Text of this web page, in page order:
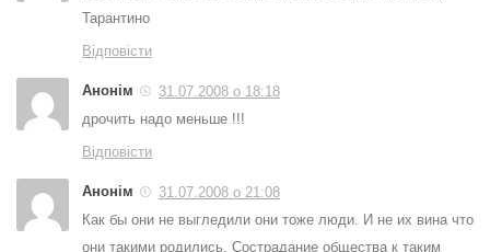
Тарантино
Відповісти
Анонім
31.07.2008 о 18:18
дрочить надо меньше !!!
Відповісти
Анонім
31.07.2008 о 21:08
Как бы они не выгледили они тоже люди. И не их вина что
они такими родились. Сострадание общества к таким